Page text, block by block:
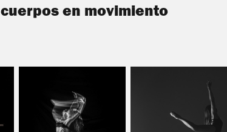
cuerpos en movimiento